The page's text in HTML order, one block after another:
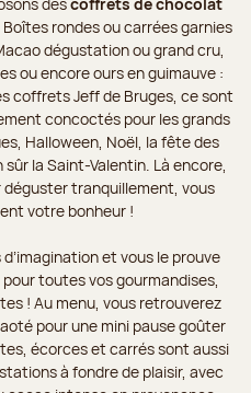
rondes ou carrées garnies
dégustation ou grand cru,
ou encore ours en guimauve :
coffrets Jeff de Bruges, ce sont
concoctés pour les grands
Halloween, Noël, la fête des
la Saint-Valentin. Là encore,
tranquillement, vous
votre bonheur !
et vous le prouve
toutes vos gourmandises,
! Au menu, vous retrouverez
pour une mini pause goûter
écorces et carrés sont aussi
à fondre de plaisir, avec